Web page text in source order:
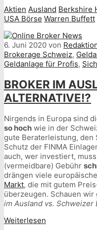
Aktien Ausland Berkshire
USA Börse Warren Buffett
6. Juni 2020 von
Brokerage Schweiz,
Geldanlage für Profis,
BROKER IM
ALTERNATIVE!?
Nirgends in Europa sind
so hoch wie in der
gute Beraterleistung, den
Schutz der FINMA
auch, wer investiert,
(vermeidbare) Gebühr
drängen viele europäische
Markt, die mit gutem
überzeugen. Schauen
im Ausland vs. Schweizer
Weiterlesen